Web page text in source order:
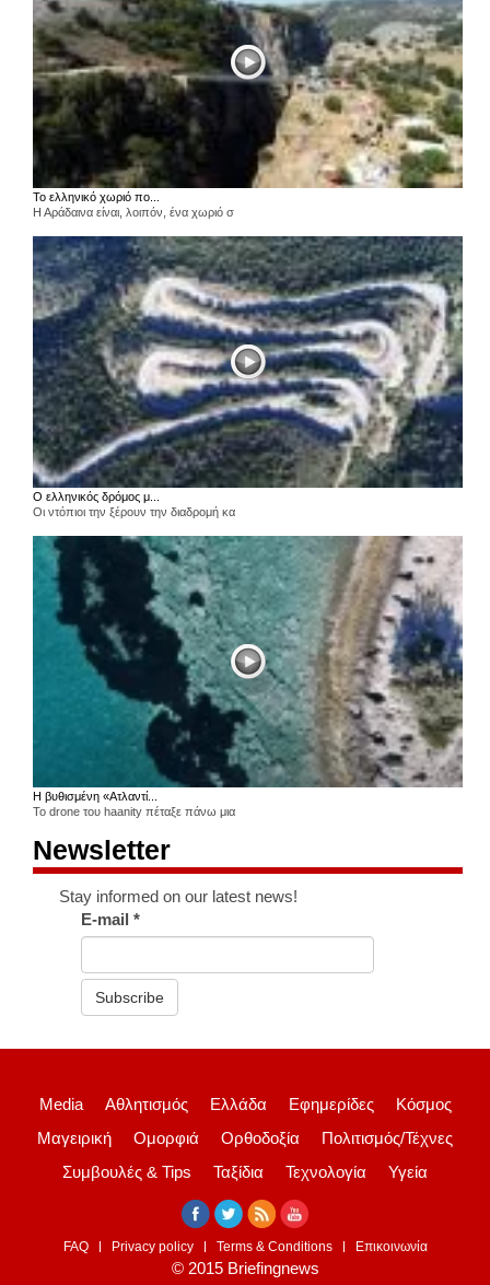
Το ελληνικό χωριό πο...
Η Αράδαινα είναι, λοιπόν, ένα χωριό σ
Ο ελληνικός δρόμος μ...
Οι ντόπιοι την ξέρουν την διαδρομή κα
Η βυθισμένη «Ατλαντί...
Το drone του haanity πέταξε πάνω μια
Newsletter
Stay informed on our latest news!
E-mail*
Subscribe
Media Αθλητισμός Ελλάδα Εφημερίδες
Κόσμος
Μαγειρική
Ομορφιά Ορθοδοξία
Πολιτισμός/Τέχνες
Συμβουλές & Tips
Ταξίδια Τεχνολογία Υγεία
FAQ Privacy policy Terms & Conditions Επικοινωνία
© 2015 Briefingnews